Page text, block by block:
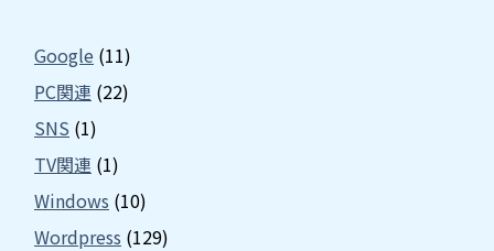
Google (11)
PC関連 (22)
SNS (1)
TV関連 (1)
Windows (10)
Wordpress (129)